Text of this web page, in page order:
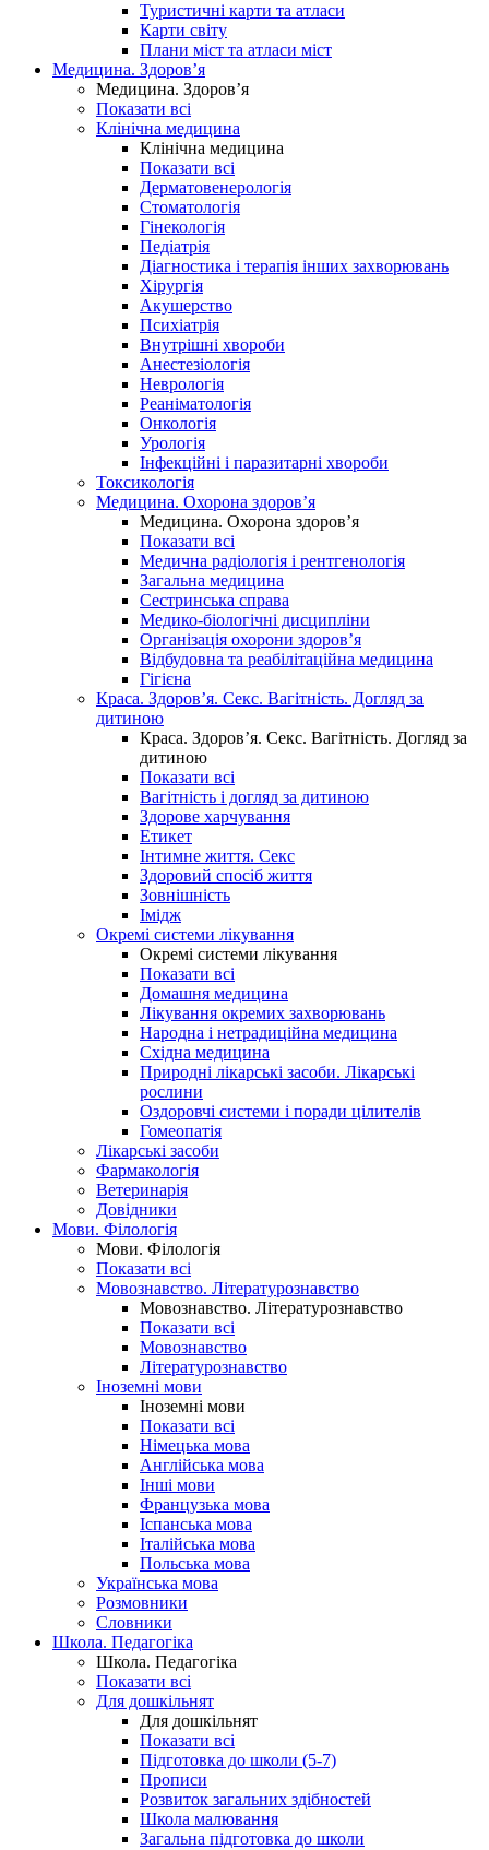
Туристичні карти та атласи
Карти світу
Плани міст та атласи міст
Медицина. Здоров’я
Медицина. Здоров’я
Показати всі
Клінічна медицина
Клінічна медицина
Показати всі
Дерматовенерологія
Стоматологія
Гінекологія
Педіатрія
Діагностика і терапія інших захворювань
Хірургія
Акушерство
Психіатрія
Внутрішні хвороби
Анестезіологія
Неврологія
Реаніматологія
Онкологія
Урологія
Інфекційні і паразитарні хвороби
Токсикологія
Медицина. Охорона здоров’я
Медицина. Охорона здоров’я
Показати всі
Медична радіологія і рентгенологія
Загальна медицина
Сестринська справа
Медико-біологічні дисципліни
Організація охорони здоров’я
Відбудовна та реабілітаційна медицина
Гігієна
Краса. Здоров’я. Секс. Вагітність. Догляд за
дитиною
Краса. Здоров’я. Секс. Вагітність. Догляд за
дитиною
Показати всі
Вагітність і догляд за дитиною
Здорове харчування
Етикет
Інтимне життя. Секс
Здоровий спосіб життя
Зовнішність
Імідж
Окремі системи лікування
Окремі системи лікування
Показати всі
Домашня медицина
Лікування окремих захворювань
Народна і нетрадиційна медицина
Східна медицина
Природні лікарські засоби. Лікарські
рослини
Оздоровчі системи і поради цілителів
Гомеопатія
Лікарські засоби
Фармакологія
Ветеринарія
Довідники
Мови. Філологія
Мови. Філологія
Показати всі
Мовознавство. Літературознавство
Мовознавство. Літературознавство
Показати всі
Мовознавство
Літературознавство
Іноземні мови
Іноземні мови
Показати всі
Німецька мова
Англійська мова
Інші мови
Французька мова
Іспанська мова
Італійська мова
Польська мова
Українська мова
Розмовники
Словники
Школа. Педагогіка
Школа. Педагогіка
Показати всі
Для дошкільнят
Для дошкільнят
Показати всі
Підготовка до школи (5-7)
Прописи
Розвиток загальних здібностей
Школа малювання
Загальна підготовка до школи